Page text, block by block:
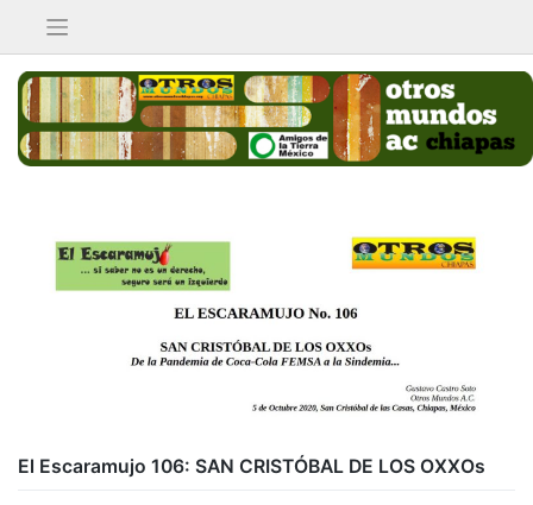
contenido
El Escaramujo 106: SAN CRISTÓBAL DE LOS OXXOs